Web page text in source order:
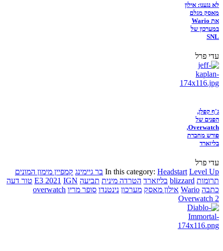
לא נגענו: אילון
מאסק מגלם
את Wario
במערכון של
SNL
עדי פרל
ג'ף קפלן,
הפנים של
Overwatch,
פורש מחברת
בליזארד
עדי פרל
In this category: Headstart Level Up בר גיימינג קמפיין מימון המונים
תרומות blizzard בליזארד הטרדה מינית תביעה E3 2021 IGN
טור דעה
כתבה Wario אילון מאסק מערכון נינטנדו סופר מריו overwatch
Overwatch 2